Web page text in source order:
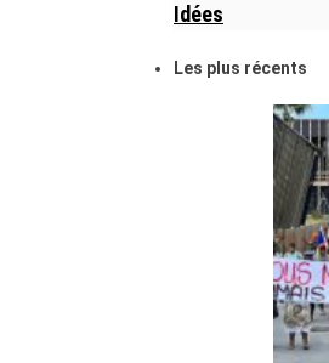
Idées
Les plus récents